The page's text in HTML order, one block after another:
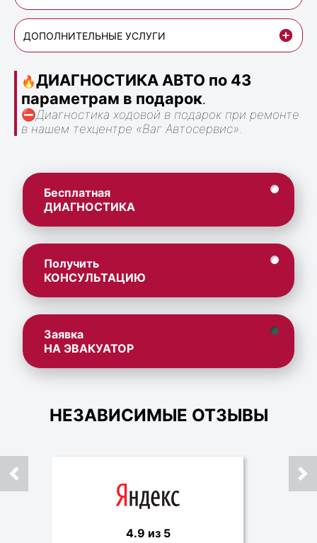
ДОПОЛНИТЕЛЬНЫЕ УСЛУГИ
🔥ДИАГНОСТИКА АВТО по 43
параметрам в подарок.
⛔Диагностика ходовой в подарок при ремонте
в нашем техцентре «Ваг Автосервис».
Бесплатная
ДИАГНОСТИКА
Получить
КОНСУЛЬТАЦИЮ
Заявка
НА ЭВАКУАТОР
НЕЗАВИСИМЫЕ ОТЗЫВЫ
4.9 из 5